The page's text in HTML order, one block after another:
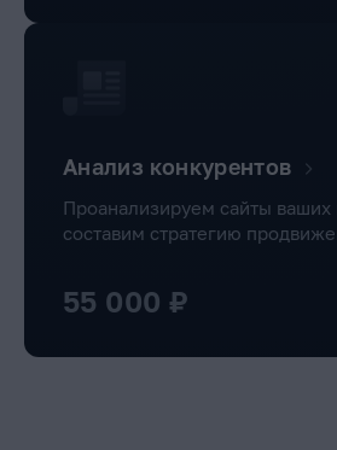
Анализ конкурентов
Проанализируем сайты ваших
составим стратегию
55 000 ₽